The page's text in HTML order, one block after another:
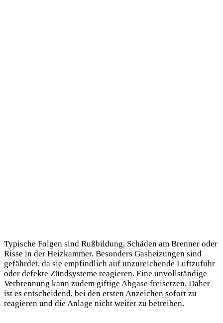
Typische Folgen sind Rußbildung, Schäden am Brenner oder
Risse in der Heizkammer. Besonders Gasheizungen sind
gefährdet, da sie empfindlich auf unzureichende Luftzufuhr
oder defekte Zündsysteme reagieren. Eine unvollständige
Verbrennung kann zudem giftige Abgase freisetzen. Daher
ist es entscheidend, bei den ersten Anzeichen sofort zu
reagieren und die Anlage nicht weiter zu betreiben.